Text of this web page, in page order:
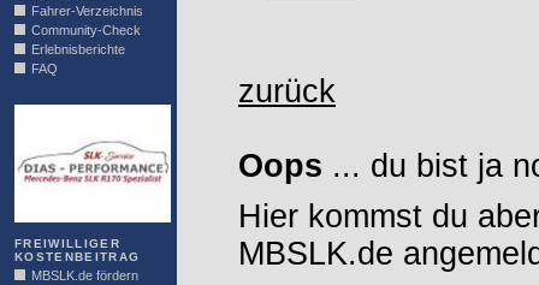
Fahrer-Verzeichnis
Community-Check
Erlebnisberichte
FAQ
FREIWILLIGER
KOSTENBEITRAG
MBSLK.de fördern
zurück
Oops ... du bist ja
Hier kommst du
MBSLK.de